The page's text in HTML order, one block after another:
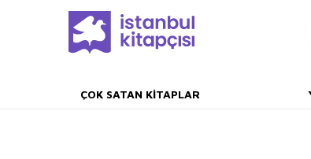
ÇOK SATAN KITAPLAR